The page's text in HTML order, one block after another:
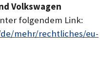
Volkswagen
folgendem Link:
mehr/rechtliches/eu-